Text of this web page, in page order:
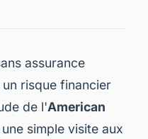
assurance
risque financier
de l'American
une simple visite aux